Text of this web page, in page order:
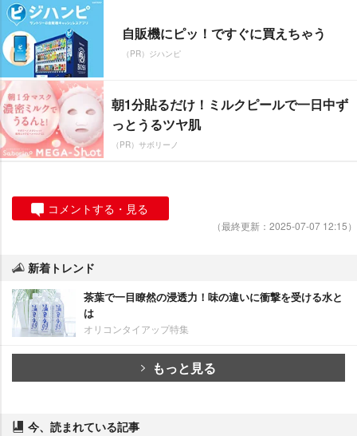
自販機にピッ！ですぐに買えちゃう
（PR）ジハンピ
朝1分貼るだけ！ミルクピールで一日中ず
っとうるツヤ肌
（PR）サボリーノ
コメントする・見る
（最終更新：2025-07-07 12:15）
新着トレンド
茶葉で一目瞭然の浸透力！味の違いに衝撃を受ける水と
は
オリコンタイアップ特集
もっと見る
今、読まれている記事